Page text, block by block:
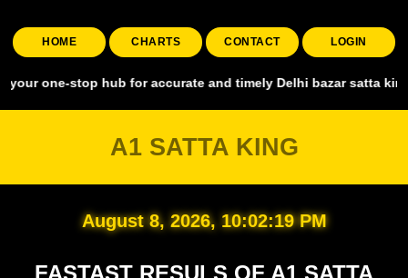
HOME CHARTS CONTACT LOGIN
hub for accurate and timely Delhi bazar satta king,
A1 SATTA KING
August 8, 2026, 10:02:20 PM
FASTAST RESULS OF A1 SATTA